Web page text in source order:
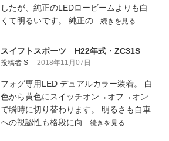
したが、純正のLEDロービームよりも白
くて明るいです。 純正の.. 続きを見る
スイフトスポーツ H22年式・ZC31S
投稿者 S 2018年11月07日
フォグ専用LED デュアルカラー装着。 白
色から黄色にスイッチオン→オフ→オン
で瞬時に切り替わります。 明るさも自車
への視認性も格段に向.. 続きを見る